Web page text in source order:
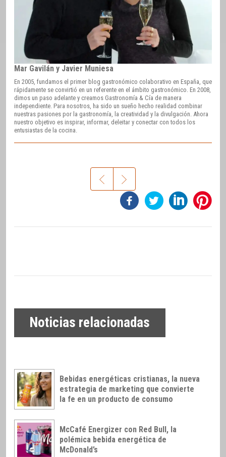
Mar Gavilán y Javier Muniesa
En 2005, fundamos el primer blog gastronómico colaborativo en España, que
rápidamente se convirtió en un referente en el ámbito gastronómico. En 2008,
dimos un paso adelante y creamos Gastronomía & Cía de manera
independiente. Para nosotros, ha sido un sueño hecho realidad combinar
nuestras pasiones por la gastronomía, la creatividad y la divulgación. Ahora
nuestro objetivo es inspirar, informar, deleitar y conectar con todos los
entusiastas de la cocina.
Noticias relacionadas
Bebidas energéticas cristianas, la nueva
estrategia de marketing que convierte
la fe en un producto de consumo
McCafé Energizer con Red Bull, la
polémica bebida energética de
McDonald’s